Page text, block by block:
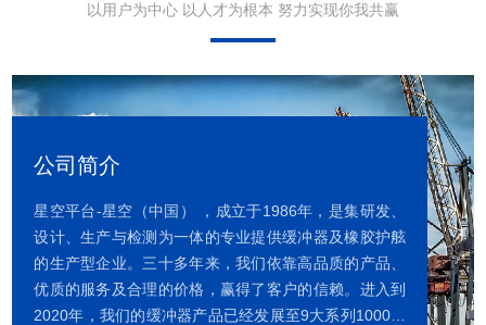
以用户为中心 以人才为根本 努力实现你我共赢
公司简介
星空平台-星空（中国） ，成立于1986年，是集研发、
设计、生产与检测为一体的专业提供缓冲器及橡胶护舷
的生产型企业。三十多年来，我们依靠高品质的产品、
优质的服务及合理的价格，赢得了客户的信赖。进入到
2020年，我们的缓冲器产品已经发展至9大系列1000多